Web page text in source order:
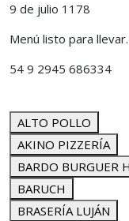
9 de julio 1178
Menú listo para
54 9 2945 686334
ALTO POLLO
AKINO PIZZERÍA
BARDO BURGUER
BARUCH
BRASERÍA LUJÁN